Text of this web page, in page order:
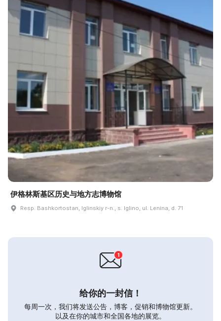
伊格林斯基区历史与地方志博物馆
Resp. Bashkortostan, Iglinskiy r-n., s. Iglino, ul. Lenina, d. 71
给你的一封信！
每周一次，我们将发送公告，博客，促销和博物馆更新。
以及在你的城市和全国各地的展览。